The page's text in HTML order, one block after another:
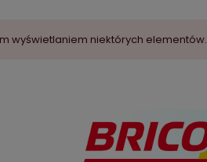
wyświetlaniem niektórych elementów.